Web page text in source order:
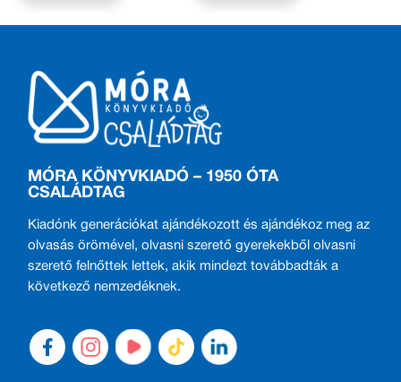
MÓRA KÖNYVKIADÓ – 1950 ÓTA
CSALÁDTAG
Kiadónk generációkat ajándékozott és ajándékoz meg az
olvasás örömével, olvasni szerető gyerekekből olvasni
szerető felnőttek lettek, akik mindezt továbbadták a
következő nemzedéknek.